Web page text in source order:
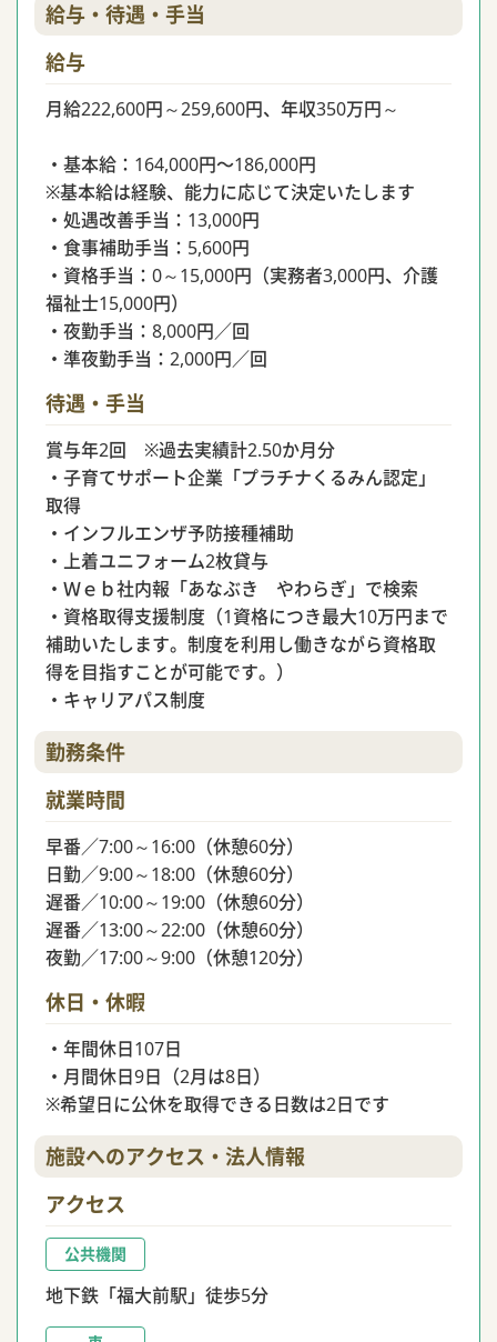
給与・待遇・手当
給与
月給222,600円～259,600円、年収350万円～
・基本給：164,000円〜186,000円
※基本給は経験、能力に応じて決定いたします
・処遇改善手当：13,000円
・食事補助手当：5,600円
・資格手当：0～15,000円（実務者3,000円、介護
福祉士15,000円）
・夜勤手当：8,000円／回
・準夜勤手当：2,000円／回
待遇・手当
賞与年2回 ※過去実績計2.50か月分
・子育てサポート企業「プラチナくるみん認定」
取得
・インフルエンザ予防接種補助
・上着ユニフォーム2枚貸与
・Ｗｅｂ社内報「あなぶき やわらぎ」で検索
・資格取得支援制度（1資格につき最大10万円まで
補助いたします。制度を利用し働きながら資格取
得を目指すことが可能です。）
・キャリアパス制度
勤務条件
就業時間
早番／7:00～16:00（休憩60分）
日勤／9:00～18:00（休憩60分）
遅番／10:00～19:00（休憩60分）
遅番／13:00～22:00（休憩60分）
夜勤／17:00～9:00（休憩120分）
休日・休暇
・年間休日107日
・月間休日9日（2月は8日）
※希望日に公休を取得できる日数は2日です
施設へのアクセス・法人情報
アクセス
公共機関
地下鉄「福大前駅」徒歩5分